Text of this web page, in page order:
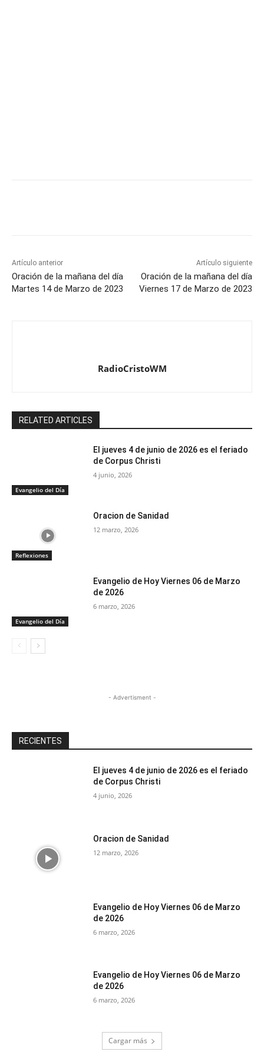
Artículo anterior
Oración de la mañana del día
Martes 14 de Marzo de 2023
Artículo siguiente
Oración de la mañana del día
Viernes 17 de Marzo de 2023
RadioCristoWM
RELATED ARTICLES
Evangelio del Día
El jueves 4 de junio de 2026 es el feriado
de Corpus Christi
4 junio, 2026
Reflexiones
Oracion de Sanidad
12 marzo, 2026
Evangelio del Día
Evangelio de Hoy Viernes 06 de Marzo
de 2026
6 marzo, 2026
- Advertisment -
RECIENTES
El jueves 4 de junio de 2026 es el feriado
de Corpus Christi
4 junio, 2026
Oracion de Sanidad
12 marzo, 2026
Evangelio de Hoy Viernes 06 de Marzo
de 2026
6 marzo, 2026
Evangelio de Hoy Viernes 06 de Marzo
de 2026
6 marzo, 2026
Cargar más